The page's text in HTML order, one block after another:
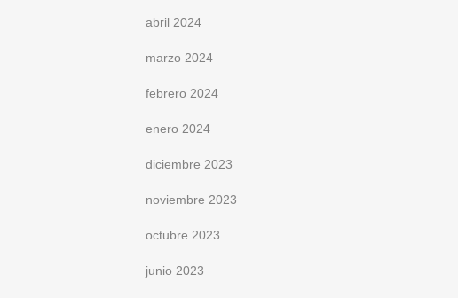
abril 2024
marzo 2024
febrero 2024
enero 2024
diciembre 2023
noviembre 2023
octubre 2023
junio 2023